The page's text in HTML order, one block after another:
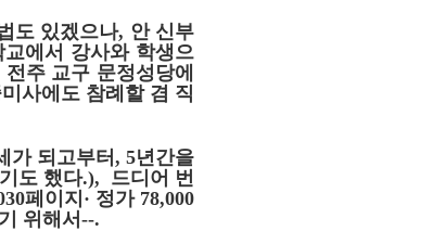
도 있겠으나, 안 신부
에서 강사와 학생으
전주 교구 문정성당에
사에도 참례할 겸 직
가 되고부터 , 5년간을
도 했다.), 드디어 번
페이지 · 정가 78,000
위해서 --.